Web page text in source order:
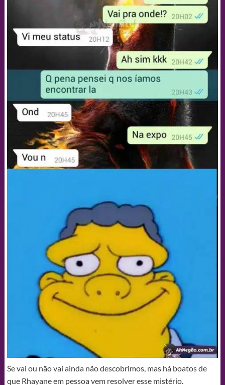
Se vai ou não vai ainda não descobrimos, mas há boatos de
que Rhayane em pessoa vem resolver esse mistério.